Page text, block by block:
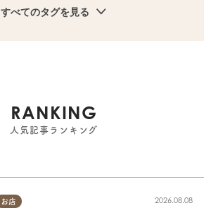
すべてのタグを見る
RANKING
人気記事ランキング
お店 2026.08.08